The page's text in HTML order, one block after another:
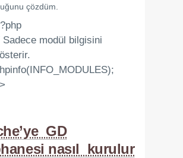
çözdüm.
Sadece modül bilgisini
GD
nasıl kurulur